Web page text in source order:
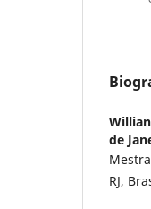
de
RJ,